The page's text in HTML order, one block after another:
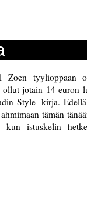
Zoen tyylioppaan
jotain 14 euron
Style -kirja.
tämän
istuskelin